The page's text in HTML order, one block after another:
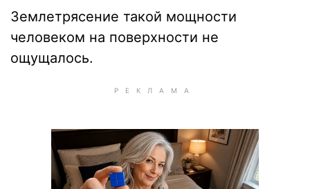
Землетрясение такой мощности
человеком на поверхности не
ощущалось.